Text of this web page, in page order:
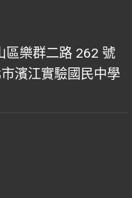
區樂群二路 262 號
濱江實驗國民中學